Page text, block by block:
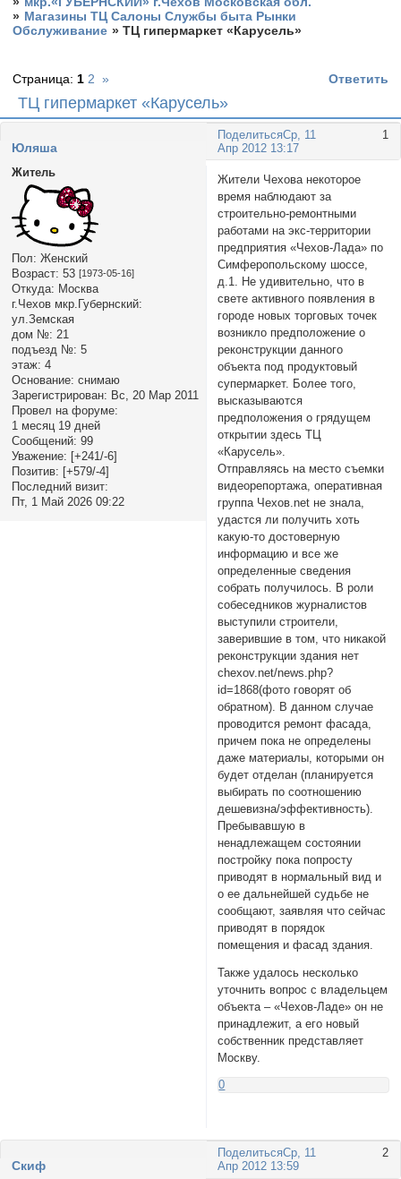
» Магазины ТЦ Салоны Службы быта Рынки
Обслуживание »ТЦ гипермаркет «Карусель»
ТЦ гипермаркет «Карусель»
Страница: 1 2 » Ответить
Поделиться 1
Ср, 11
Апр 2012 13:17
Юляша
Житель
Пол: Женский
Возраст: 53 [1973-05-16]
Откуда: Москва
г.Чехов мкр.Губернский:
ул.Земская
дом №: 21
подъезд №: 5
этаж: 4
Основание: снимаю
Зарегистрирован: Вс, 20 Мар 2011
Провел на форуме:
1 месяц 19 дней
Сообщений: 99
Уважение: [+241/-6]
Позитив: [+579/-4]
Последний визит:
Пт, 1 Май 2026 09:22
Жители Чехова некоторое
время наблюдают за
строительно-ремонтными
работами на экс-территории
предприятия «Чехов-Лада» по
Симферопольскому шоссе,
д.1. Не удивительно, что в
свете активного появления в
городе новых торговых точек
возникло предположение о
реконструкции данного
объекта под продуктовый
супермаркет. Более того,
высказываются
предположения о грядущем
открытии здесь ТЦ
«Карусель».
Отправляясь на место съемки
видеорепортажа, оперативная
группа Чехов.net не знала,
удастся ли получить хоть
какую-то достоверную
информацию и все же
определенные сведения
собрать получилось. В роли
собеседников журналистов
выступили строители,
заверившие в том, что никакой
реконструкции здания нет
chexov.net/news.php?
id=1868(фото говорят об
обратном). В данном случае
проводится ремонт фасада,
причем пока не определены
даже материалы, которыми он
будет отделан (планируется
выбирать по соотношению
дешевизна/эффективность).
Пребывавшую в
ненадлежащем состоянии
постройку пока попросту
приводят в нормальный вид и
о ее дальнейшей судьбе не
сообщают, заявляя что сейчас
приводят в порядок
помещения и фасад здания.
Также удалось несколько
уточнить вопрос с владельцем
объекта – «Чехов-Ладе» он не
принадлежит, а его новый
собственник представляет
Москву.
0
Поделиться 2
Ср, 11
Апр 2012 13:59
Cкиф